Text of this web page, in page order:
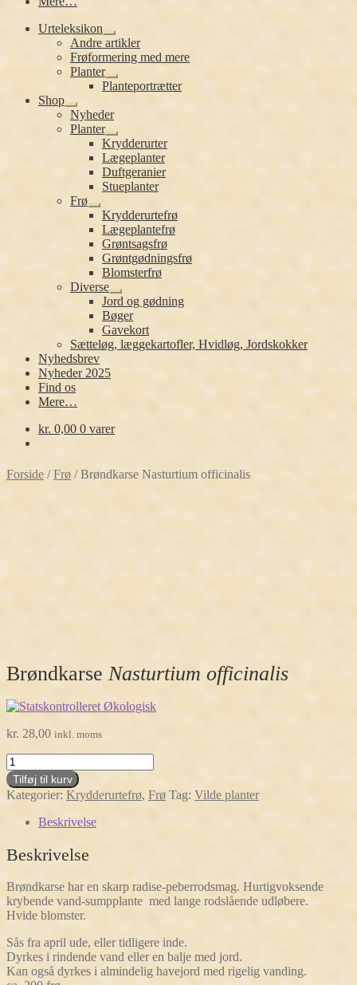
Urteleksikon
Udfold
undermenu
Andre artikler
Frøformering med mere
Planter
Udfold
undermenu
Planteportrætter
Shop
Udfold
undermenu
Nyheder
Planter
Udfold
undermenu
Krydderurter
Lægeplanter
Duftgeranier
Stueplanter
Frø
Udfold
undermenu
Krydderurtefrø
Lægeplantefrø
Grøntsagsfrø
Grøntgødningsfrø
Blomsterfrø
Diverse
Udfold
undermenu
Jord og gødning
Bøger
Gavekort
Sætteløg, læggekartofler, Hvidløg, Jordskokker
Nyhedsbrev
Nyheder 2025
Find os
Mere…
kr. 0,00 0 varer
Forside /Frø /Brøndkarse Nasturtium officinalis
Brøndkarse Nasturtium officinalis
kr. 28,00 inkl. moms
Brøndkarse
Nasturtium
officinalis
antal
Tilføj til kurv
Kategorier: Krydderurtefrø, Frø Tag: Vilde planter
Beskrivelse
Beskrivelse
Brøndkarse har en skarp radise-peberrodsmag. Hurtigvoksende
krybende vand-sumpplante med lange rodslående udløbere.
Hvide blomster.
Sås fra april ude, eller tidligere inde.
Dyrkes i rindende vand eller en balje med jord.
Kan også dyrkes i almindelig havejord med rigelig vanding.